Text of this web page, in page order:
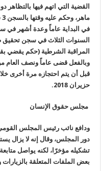
القضية التي اتهم فيها
في البداية عاماً وعدة أشهر
السنوات الثلاث في سجن تحقيق
المراقبة الشرطية (حكم يقضي
وبالفعل قضى عاماً ونصف العام
قبل أن يتم احتجازه مرة أخرى
حزيران 2018.
مجلس حقوق الإنسان
ودافع نائب رئيس المجلس
دور المجلس، وقال إنه لا يزال
تشكيله مؤخرًا، لكنه يواصل
بعض الملفات المتعلقة